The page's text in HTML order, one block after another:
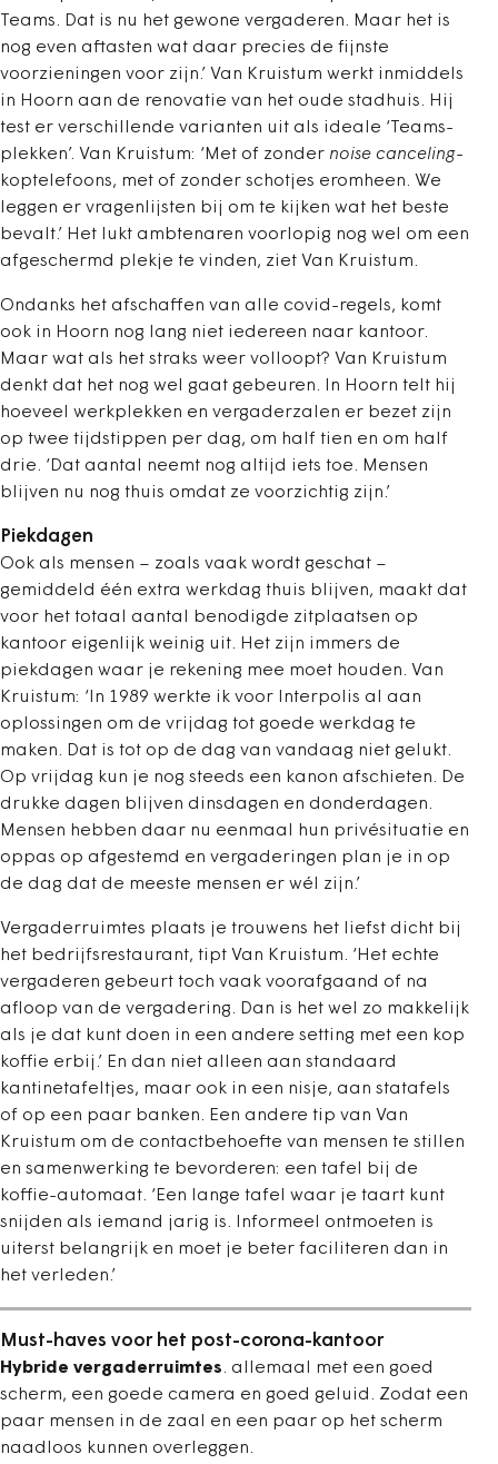
Teams. Dat is nu het gewone vergaderen. Maar het is
nog even aftasten wat daar precies de fijnste
voorzieningen voor zijn.’ Van Kruistum werkt inmiddels
in Hoorn aan de renovatie van het oude stadhuis. Hij
test er verschillende varianten uit als ideale ‘Teams-
plekken’. Van Kruistum: ‘Met of zonder noise canceling-
koptelefoons, met of zonder schotjes eromheen. We
leggen er vragenlijsten bij om te kijken wat het beste
bevalt.’ Het lukt ambtenaren voorlopig nog wel om een
afgeschermd plekje te vinden, ziet Van Kruistum.
Ondanks het afschaffen van alle covid-regels, komt
ook in Hoorn nog lang niet iedereen naar kantoor.
Maar wat als het straks weer volloopt? Van Kruistum
denkt dat het nog wel gaat gebeuren. In Hoorn telt hij
hoeveel werkplekken en vergaderzalen er bezet zijn
op twee tijdstippen per dag, om half tien en om half
drie. ‘Dat aantal neemt nog altijd iets toe. Mensen
blijven nu nog thuis omdat ze voorzichtig zijn.’
Piekdagen
Ook als mensen – zoals vaak wordt geschat –
gemiddeld één extra werkdag thuis blijven, maakt dat
voor het totaal aantal benodigde zitplaatsen op
kantoor eigenlijk weinig uit. Het zijn immers de
piekdagen waar je rekening mee moet houden. Van
Kruistum: ‘In 1989 werkte ik voor Interpolis al aan
oplossingen om de vrijdag tot goede werkdag te
maken. Dat is tot op de dag van vandaag niet gelukt.
Op vrijdag kun je nog steeds een kanon afschieten. De
drukke dagen blijven dinsdagen en donderdagen.
Mensen hebben daar nu eenmaal hun privésituatie en
oppas op afgestemd en vergaderingen plan je in op
de dag dat de meeste mensen er wél zijn.’
Vergaderruimtes plaats je trouwens het liefst dicht bij
het bedrijfsrestaurant, tipt Van Kruistum. ‘Het echte
vergaderen gebeurt toch vaak voorafgaand of na
afloop van de vergadering. Dan is het wel zo makkelijk
als je dat kunt doen in een andere setting met een kop
koffie erbij.’ En dan niet alleen aan standaard
kantinetafeltjes, maar ook in een nisje, aan statafels
of op een paar banken. Een andere tip van Van
Kruistum om de contactbehoefte van mensen te stillen
en samenwerking te bevorderen: een tafel bij de
koffie-automaat. ‘Een lange tafel waar je taart kunt
snijden als iemand jarig is. Informeel ontmoeten is
uiterst belangrijk en moet je beter faciliteren dan in
het verleden.’
Must-haves voor het post-corona-kantoor
Hybride vergaderruimtes. allemaal met een goed
scherm, een goede camera en goed geluid. Zodat een
paar mensen in de zaal en een paar op het scherm
naadloos kunnen overleggen.